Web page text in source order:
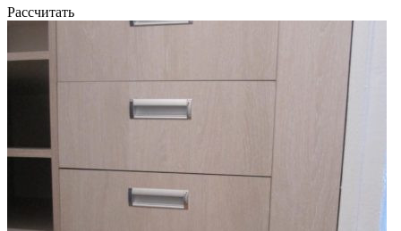
Рассчитать